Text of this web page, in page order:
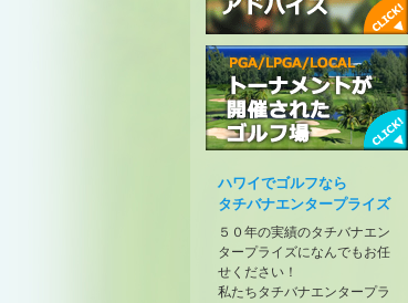
ハワイでゴルフを楽しむための
アドバイス
フ場
ハワイでゴルフなら
タチバナエンタープライズ
５０年の実績のタチバナエン
タープライズになんでもお任
せください！
私たちタチバナエンタープラ